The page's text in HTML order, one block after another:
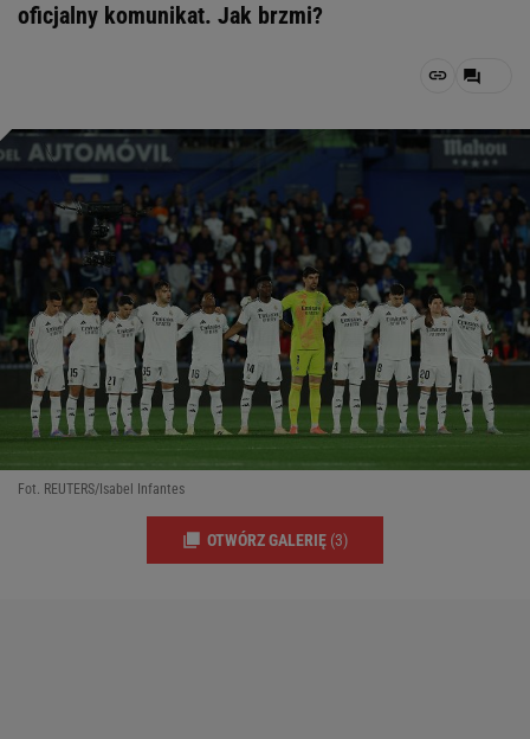
oficjalny komunikat. Jak brzmi?
Fot. REUTERS/Isabel Infantes
OTWÓRZ GALERIĘ (3)